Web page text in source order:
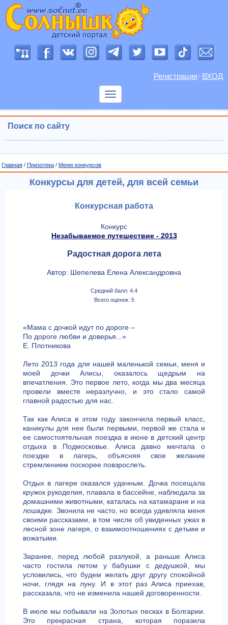
Регистрация / ВХОД
Показать
Поиск по сайту
Главная / Призотека / Меню конкурсов
Конкурсы для детей, для всей семьи
Конкурсная работа
Конкурс
Незабываемое путешествие - 2013
Радостная дорога лета
Автор: Шепелева Елена Александровна
Средний балл: 4.4
Всего оценок: 5
«Мама с дочкой идут по дороге –
По дороге любви и доверья...»
Е. Плотникова
Лето 2013 года для нашей маленькой семьи, меня и
моей дочки Алисы, оказалось щедрым на
впечатления. Это первое лето, когда мы два месяца
провели вместе неразлучно, и это стало самой
главной радостью для нас.
Так как Алиса в этом году закончила первый класс,
каникулы для нее были первыми, первой же стала и
ее самостоятельная поездка в июне в детский центр
отдыха в Подмосковье. Алиса давно мечтала о
поездке в лагерь, объясняя свое желание
стремлением поскорее повзрослеть.
Отдых в лагере оказался удачным. Дочка посещала
кружок рукоделия, плавала в бассейне, наблюдала за
домашними животными, каталась на катамаране и на
лошадке. Звонила не часто, но всегда удивляла меня
своими рассказами, в том числе об увиденных ужах в
лесной зоне лагеря, о взаимоотношениях с детьми и
вожатыми.
Заранее, перед любой разлукой, а раньше Алиса
часто гостила летом у бабушки с дедушкой, мы
условились, что будем желать друг другу спокойной
ночи, глядя на луну. И в этот раз Алиса приехав,
рассказала, что не изменила нашей договоренности.
В июле мы побывали на Золотых песках в Болгарии.
Это прекрасная страна, которая поразила